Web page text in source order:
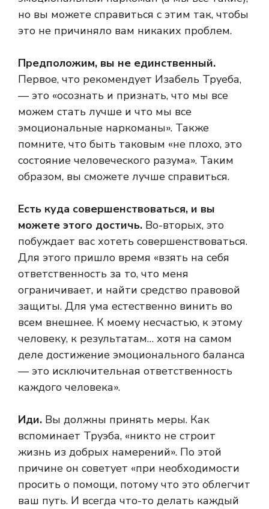
но вы можете справиться с этим так, чтобы
это не причиняло вам никаких проблем.
Предположим, вы не единственный.
Первое, что рекомендует Изабель Труеба,
— это «осознать и признать, что мы все
можем стать лучше и что мы все
эмоциональные наркоманы». Также
помните, что быть таковым «не плохо, это
состояние человеческого разума». Таким
образом, вы сможете лучше справиться.
Есть куда совершенствоваться, и вы
можете этого достичь. Во-вторых, это
побуждает вас хотеть совершенствоваться.
Для этого пришло время «взять на себя
ответственность за то, что меня
ограничивает, и найти средство правовой
защиты. Для ума естественно винить во
всем внешнее. К моему несчастью, к этому
человеку, к результатам… хотя на самом
деле достижение эмоционального баланса
— это исключительная ответственность
каждого человека».
Иди. Вы должны принять меры. Как
вспоминает Труэба, «никто не строит
жизнь из добрых намерений». По этой
причине он советует «при необходимости
просить о помощи, потому что это облегчит
ваш путь. И всегда что-то делать каждый